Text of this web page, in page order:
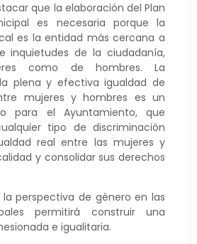
que la elaboración del Plan
es necesaria porque la
es la entidad más cercana a
inquietudes de la ciudadanía,
como de hombres. La
plena y efectiva igualdad de
mujeres y hombres es un
para el Ayuntamiento, que
tipo de discriminación
real entre las mujeres y
y consolidar sus derechos
perspectiva de género en las
permitirá construir una
e igualitaria.